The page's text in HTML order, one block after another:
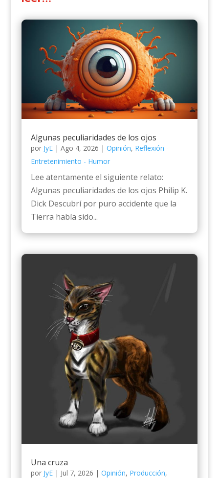
Algunas peculiaridades de los ojos
por JyE| Ago 4, 2026 | Opinión, Reflexión -
Entretenimiento - Humor
Lee atentamente el siguiente relato:
Algunas peculiaridades de los ojos Philip K.
Dick Descubrí por puro accidente que la
Tierra había sido...
Una cruza
por JyE| Jul 7, 2026 | Opinión, Producción,